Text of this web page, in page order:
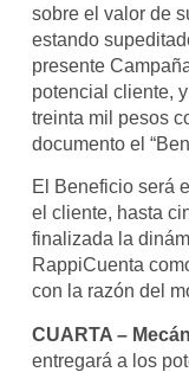
sobre el valor de
estando
presente
potencial cliente,
treinta mil pesos
documento el
El Beneficio será
el cliente, hasta
finalizada la
RappiCuenta
con la razón del
CUARTA –
entregará a los